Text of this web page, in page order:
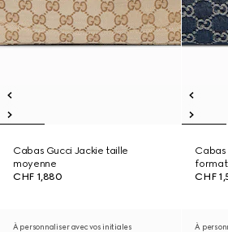
Cabas Gucci Jackie taille
moyenne
CHF 1,880
Cabas
format
CHF
À personnaliser avec vos initiales À